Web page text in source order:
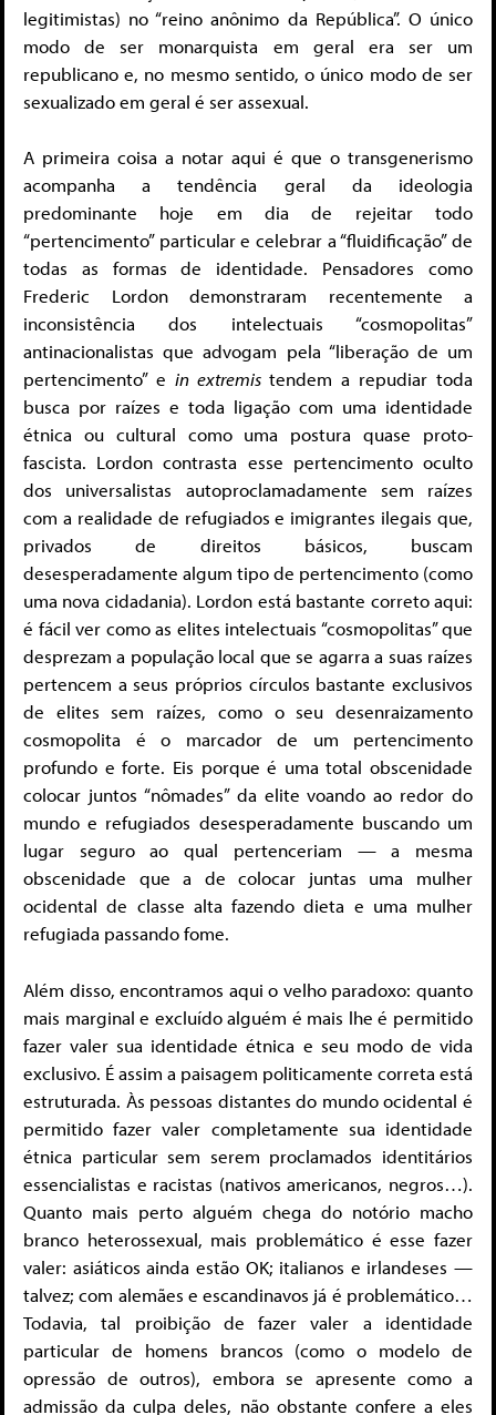
legitimistas) no “reino anônimo da República”. O único
modo de ser monarquista em geral era ser um
republicano e, no mesmo sentido, o único modo de ser
sexualizado em geral é ser assexual.
A primeira coisa a notar aqui é que o transgenerismo
acompanha a tendência geral da ideologia
predominante hoje em dia de rejeitar todo
“pertencimento” particular e celebrar a “fluidificação” de
todas as formas de identidade. Pensadores como
Frederic Lordon demonstraram recentemente a
inconsistência dos intelectuais “cosmopolitas”
antinacionalistas que advogam pela “liberação de um
pertencimento” e in extremistendem a repudiar toda
busca por raízes e toda ligação com uma identidade
étnica ou cultural como uma postura quase proto-
fascista. Lordon contrasta esse pertencimento oculto
dos universalistas autoproclamadamente sem raízes
com a realidade de refugiados e imigrantes ilegais que,
privados de direitos básicos, buscam
desesperadamente algum tipo de pertencimento (como
uma nova cidadania). Lordon está bastante correto aqui:
é fácil ver como as elites intelectuais “cosmopolitas” que
desprezam a população local que se agarra a suas raízes
pertencem a seus próprios círculos bastante exclusivos
de elites sem raízes, como o seu desenraizamento
cosmopolita é o marcador de um pertencimento
profundo e forte. Eis porque é uma total obscenidade
colocar juntos “nômades” da elite voando ao redor do
mundo e refugiados desesperadamente buscando um
lugar seguro ao qual pertenceriam — a mesma
obscenidade que a de colocar juntas uma mulher
ocidental de classe alta fazendo dieta e uma mulher
refugiada passando fome.
Além disso, encontramos aqui o velho paradoxo: quanto
mais marginal e excluído alguém é mais lhe é permitido
fazer valer sua identidade étnica e seu modo de vida
exclusivo. É assim a paisagem politicamente correta está
estruturada. Às pessoas distantes do mundo ocidental é
permitido fazer valer completamente sua identidade
étnica particular sem serem proclamados identitários
essencialistas e racistas (nativos americanos, negros…).
Quanto mais perto alguém chega do notório macho
branco heterossexual, mais problemático é esse fazer
valer: asiáticos ainda estão OK; italianos e irlandeses —
talvez; com alemães e escandinavos já é problemático…
Todavia, tal proibição de fazer valer a identidade
particular de homens brancos (como o modelo de
opressão de outros), embora se apresente como a
admissão da culpa deles, não obstante confere a eles